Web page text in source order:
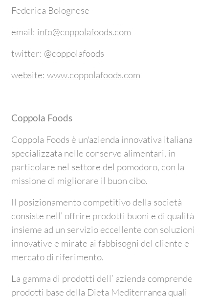
Federica Bolognese
email: info@coppolafoods.com
twitter: @coppolafoods
website:www.coppolafoods.com
Coppola Foods
Coppola Foods è un'azienda innovativa italiana
specializzata nelle conserve alimentari, in
particolare nel settore del pomodoro, con la
missione di migliorare il buon cibo.
Il posizionamento competitivo della società
consiste nell’ offrire prodotti buoni e di qualità
insieme ad un servizio eccellente con soluzioni
innovative e mirate ai fabbisogni del cliente e
mercato di riferimento.
La gamma di prodotti dell’ azienda comprende
prodotti base della Dieta Mediterranea quali